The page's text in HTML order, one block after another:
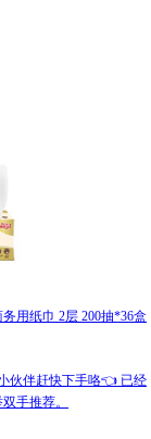
用纸巾 2层 200抽*36盒
伙伴赶快下手咯👈 已经
手推荐。